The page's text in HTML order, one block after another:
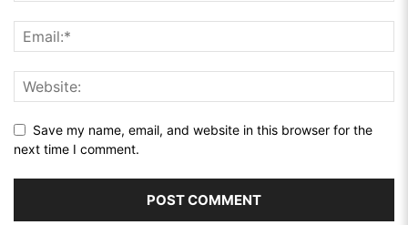
Save my name, email, and website in this browser for the
next time I comment.